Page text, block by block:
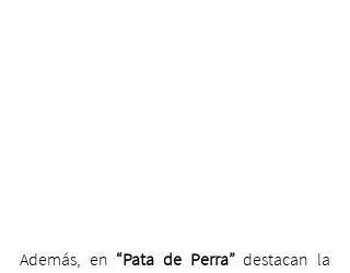
Además, en “Pata de Perra” destacan la